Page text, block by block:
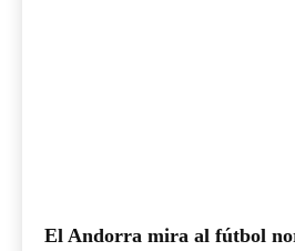
El Andorra mira al fútbol